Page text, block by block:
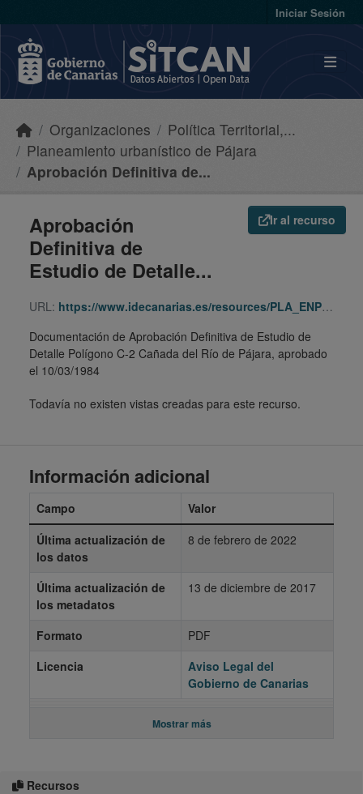
Iniciar Sesión
Organizaciones
Política Territorial,...
Planeamiento urbanístico de Pájara
Aprobación Definitiva de...
Ir al recurso
Aprobación
Definitiva de
Estudio de Detalle...
URL: https://www.idecanarias.es/resources/PLA_ENP_URB/URB_PLA/FV/Pajr/977/indice.html
Documentación de Aprobación Definitiva de Estudio de
Detalle Polígono C-2 Cañada del Río de Pájara, aprobado
el 10/03/1984
Todavía no existen vistas creadas para este recurso.
Recursos
Información adicional
Campo
Valor
Última actualización de
los datos
8 de febrero de 2022
Última actualización de
los metadatos
13 de diciembre de 2017
Formato
PDF
Licencia
Aviso Legal del
Gobierno de Canarias
Mostrar más